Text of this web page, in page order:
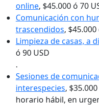
online, $45.000 ó 70
Comunicación con
trascendidos,
Limpieza de casas, a
ó 90 USD
.
Sesiones de
interespecies,
horario hábil, en